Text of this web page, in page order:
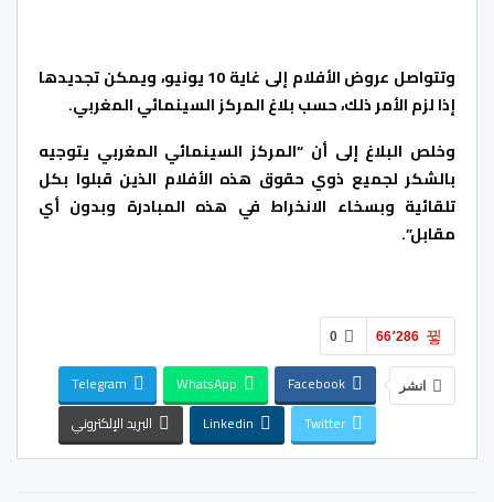
وتتواصل عروض الأفلام إلى غاية 10 يونيو، ويمكن تجديدها
إذا لزم الأمر ذلك، حسب بلاغ المركز السينمائي المغربي.
وخلص البلاغ إلى أن “المركز السينمائي المغربي يتوجيه
بالشكر لجميع ذوي حقوق هذه الأفلام الذين قبلوا بكل
تلقائية وبسخاء الانخراط في هذه المبادرة وبدون أي
مقابل”.
0 66٬286
انشر Facebook
WhatsApp
Telegram
Twitter
Linkedin البريد الإلكتروني